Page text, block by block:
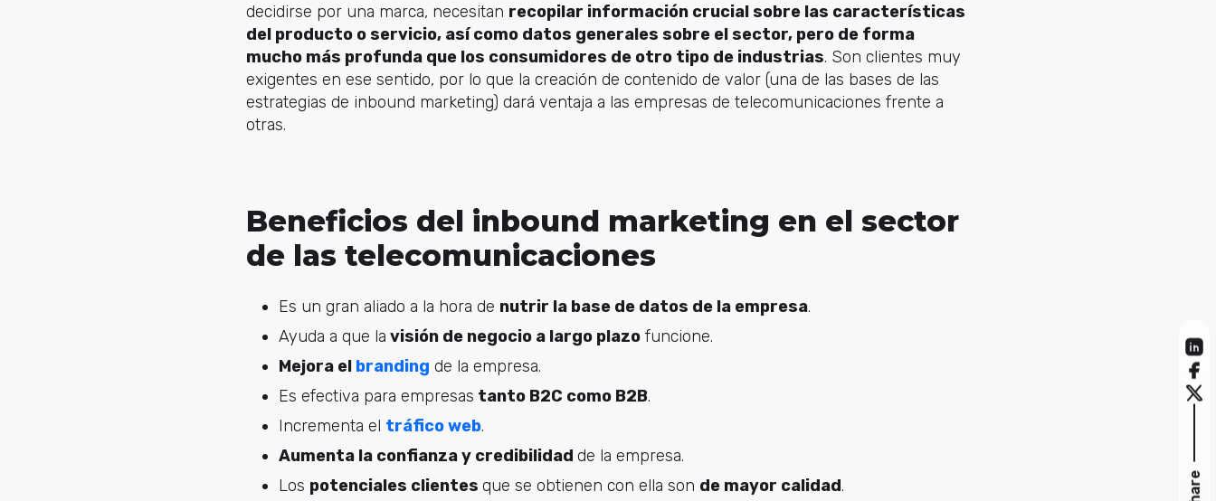
decidirse por una marca, necesitan recopilar información crucial sobre las características
del producto o servicio, así como datos generales sobre el sector, pero de forma
mucho más profunda que los consumidores de otro tipo de industrias. Son clientes muy
exigentes en ese sentido, por lo que la creación de contenido de valor (una de las bases de las
estrategias de inbound marketing) dará ventaja a las empresas de telecomunicaciones frente a
otras.
Beneficios del inbound marketing en el sector
de las telecomunicaciones
Es un gran aliado a la hora de nutrir la base de datos de la empresa.
Ayuda a que la visión de negocio a largo plazo funcione.
Mejora el branding de la empresa.
Es efectiva para empresas tanto B2C como B2B.
Incrementa el tráfico web.
Aumenta la confianza y credibilidad de la empresa.
Los potenciales clientes que se obtienen con ella son de mayor calidad.
Share